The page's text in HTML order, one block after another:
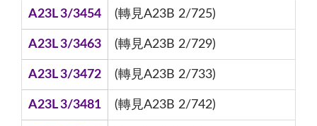
A23L 3/3454 (轉見A23B 2/725)
A23L 3/3463 (轉見A23B 2/729)
A23L 3/3472 (轉見A23B 2/733)
A23L 3/3481 (轉見A23B 2/742)